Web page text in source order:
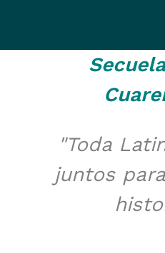
"Toda
juntos